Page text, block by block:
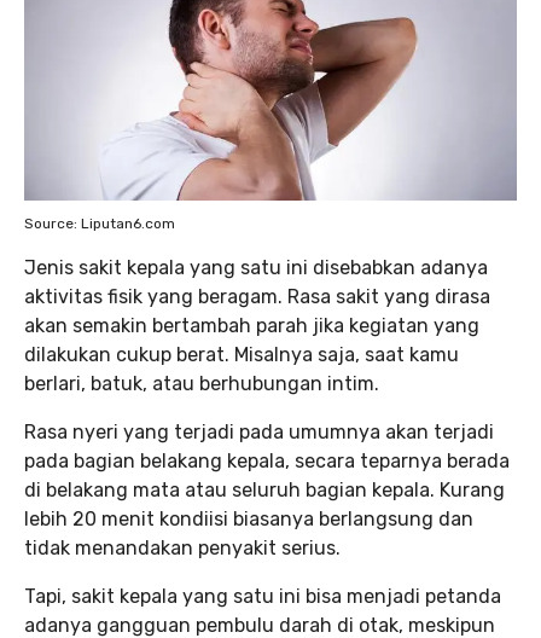
Source: Liputan6.com
Jenis sakit kepala yang satu ini disebabkan adanya
aktivitas fisik yang beragam. Rasa sakit yang dirasa
akan semakin bertambah parah jika kegiatan yang
dilakukan cukup berat. Misalnya saja, saat kamu
berlari, batuk, atau berhubungan intim.
Rasa nyeri yang terjadi pada umumnya akan terjadi
pada bagian belakang kepala, secara teparnya berada
di belakang mata atau seluruh bagian kepala. Kurang
lebih 20 menit kondiisi biasanya berlangsung dan
tidak menandakan penyakit serius.
Tapi, sakit kepala yang satu ini bisa menjadi petanda
adanya gangguan pembulu darah di otak, meskipun